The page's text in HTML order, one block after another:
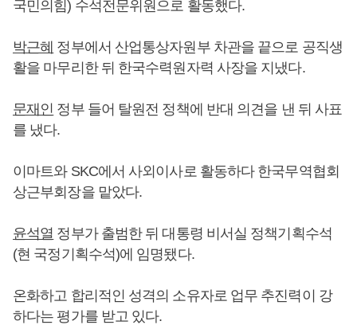
국민의힘) 수석전문위원으로 활동했다.
박근혜 정부에서 산업통상자원부 차관을 끝으로 공직생
활을 마무리한 뒤 한국수력원자력 사장을 지냈다.
문재인 정부 들어 탈원전 정책에 반대 의견을 낸 뒤 사표
를 냈다.
이마트와 SKC에서 사외이사로 활동하다 한국무역협회
상근부회장을 맡았다.
윤석열 정부가 출범한 뒤 대통령 비서실 정책기획수석
(현 국정기획수석)에 임명됐다.
온화하고 합리적인 성격의 소유자로 업무 추진력이 강
하다는 평가를 받고 있다.